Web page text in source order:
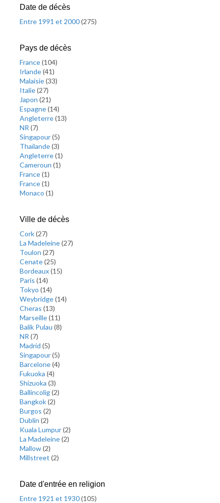
Date de décès
Entre 1991 et 2000(275)
Pays de décès
France(104)
Irlande(41)
Malaisie(33)
Italie(27)
Japon (21)
Espagne(14)
Angleterre(13)
NR (7)
Singapour(5)
Thaïlande(3)
Angleterre(1)
Cameroun (1)
France(1)
France(1)
Monaco (1)
Ville de décès
Cork(27)
La Madeleine(27)
Toulon (27)
Cenate(25)
Bordeaux(15)
Paris (14)
Tokyo (14)
Weybridge(14)
Cheras (13)
Marseille(11)
Balik Pulau (8)
NR (7)
Madrid (5)
Singapour(5)
Barcelone(4)
Fukuoka (4)
Shizuoka (3)
Ballincolig(2)
Bangkok(2)
Burgos (2)
Dublin (2)
Kuala Lumpur(2)
La Madeleine(2)
Mallow(2)
Millstreet (2)
Date d'entrée en religion
Entre 1921 et 1930(105)